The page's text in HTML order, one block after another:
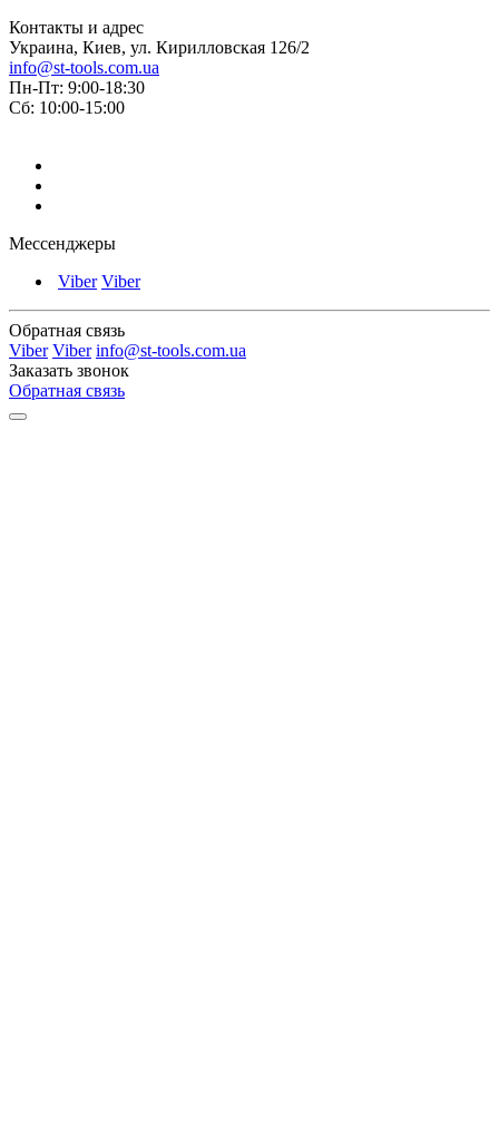
Контакты и адрес
Украина, Киев, ул. Кирилловская 126/2
info@st-tools.com.ua
Пн-Пт: 9:00-18:30
Сб: 10:00-15:00
Мессенджеры
Viber Viber
Обратная связь
Viber Viber info@st-tools.com.ua
Заказать звонок
Обратная связь